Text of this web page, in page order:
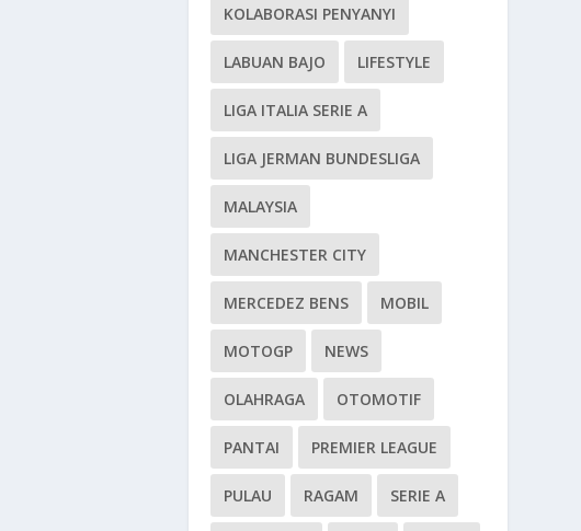
KOLABORASI PENYANYI
LABUAN BAJO LIFESTYLE
LIGA ITALIA SERIE A
LIGA JERMAN BUNDESLIGA
MALAYSIA
MANCHESTER CITY
MERCEDEZ BENS MOBIL
MOTOGP NEWS
OLAHRAGA OTOMOTIF
PANTAI PREMIER LEAGUE
PULAU RAGAM SERIE A